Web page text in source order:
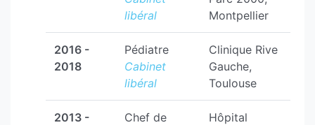
libéral
Montpellier
2016 -
2018
Pédiatre
Cabinet
libéral
Clinique Rive
Gauche,
Toulouse
2013 -
Chef de
Hôpital